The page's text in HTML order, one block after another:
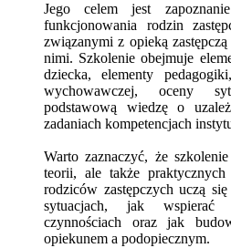
Jego celem jest
funkcjonowania rodzin
związanymi z opieką
nimi. Szkolenie obejmuje
dziecka, elementy
wychowawczej, oceny
podstawową wiedzę o
zadaniach kompetencjach
Warto zaznaczyć, że
teorii, ale także
rodziców zastępczych uczą
sytuacjach, jak
czynnościach oraz jak
opiekunem a podopiecznym.